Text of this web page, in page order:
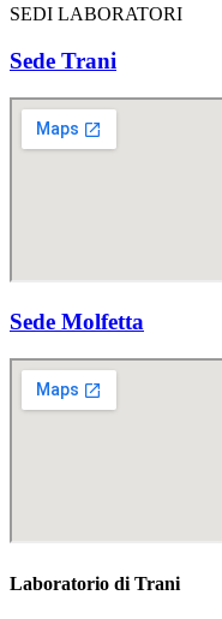
SEDI LABORATORI
Sede Trani
Sede Molfetta
Laboratorio di Trani